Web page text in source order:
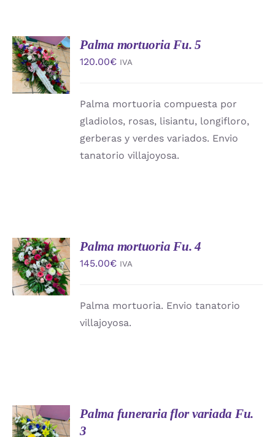
AÑADIR
AL
CARRITO
/
DETALLES
Palma mortuoria Fu. 5
120.00€ IVA
Palma mortuoria compuesta por
gladiolos, rosas, lisiantu, longifloro,
gerberas y verdes variados. Envio
tanatorio villajoyosa.
AÑADIR
AL
CARRITO
/
DETALLES
Palma mortuoria Fu. 4
145.00€ IVA
Palma mortuoria. Envio tanatorio
villajoyosa.
AÑADIR
AL
Palma funeraria flor variada Fu.
3